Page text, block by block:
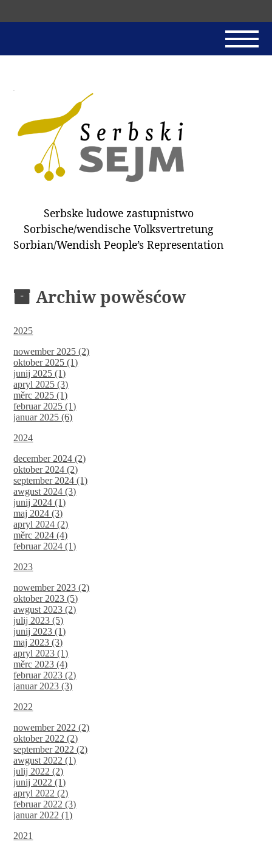
SERBSKI SEJM
JADNAŃSKI PÓRĚD
PROTOKOLE / HOBZAMKŃEŃA
DARY
WÓTPÓSŁAŃCY
HUBĚRKI
Serbske ludowe zastupnistwo
Sorbische/wendische Volksvertretung
Sorbian/Wendish People’s Representation
Archiw powěsćow
2025
nowember 2025 (2)
oktober 2025 (1)
junij 2025 (1)
apryl 2025 (3)
měrc 2025 (1)
februar 2025 (1)
januar 2025 (6)
2024
december 2024 (2)
oktober 2024 (2)
september 2024 (1)
awgust 2024 (3)
junij 2024 (1)
maj 2024 (3)
apryl 2024 (2)
měrc 2024 (4)
februar 2024 (1)
2023
nowember 2023 (2)
oktober 2023 (5)
awgust 2023 (2)
julij 2023 (5)
junij 2023 (1)
maj 2023 (3)
apryl 2023 (1)
měrc 2023 (4)
februar 2023 (2)
januar 2023 (3)
2022
nowember 2022 (2)
oktober 2022 (2)
september 2022 (2)
awgust 2022 (1)
julij 2022 (2)
junij 2022 (1)
apryl 2022 (2)
februar 2022 (3)
januar 2022 (1)
2021